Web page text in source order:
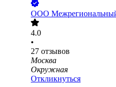
ООО
4.0
•
27 отзывов
Москва
Окружная
Откликнуться